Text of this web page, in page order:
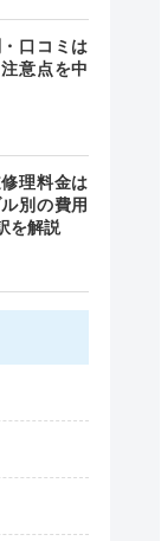
口コミは
意点を中
理料金は
別の費用
を解説